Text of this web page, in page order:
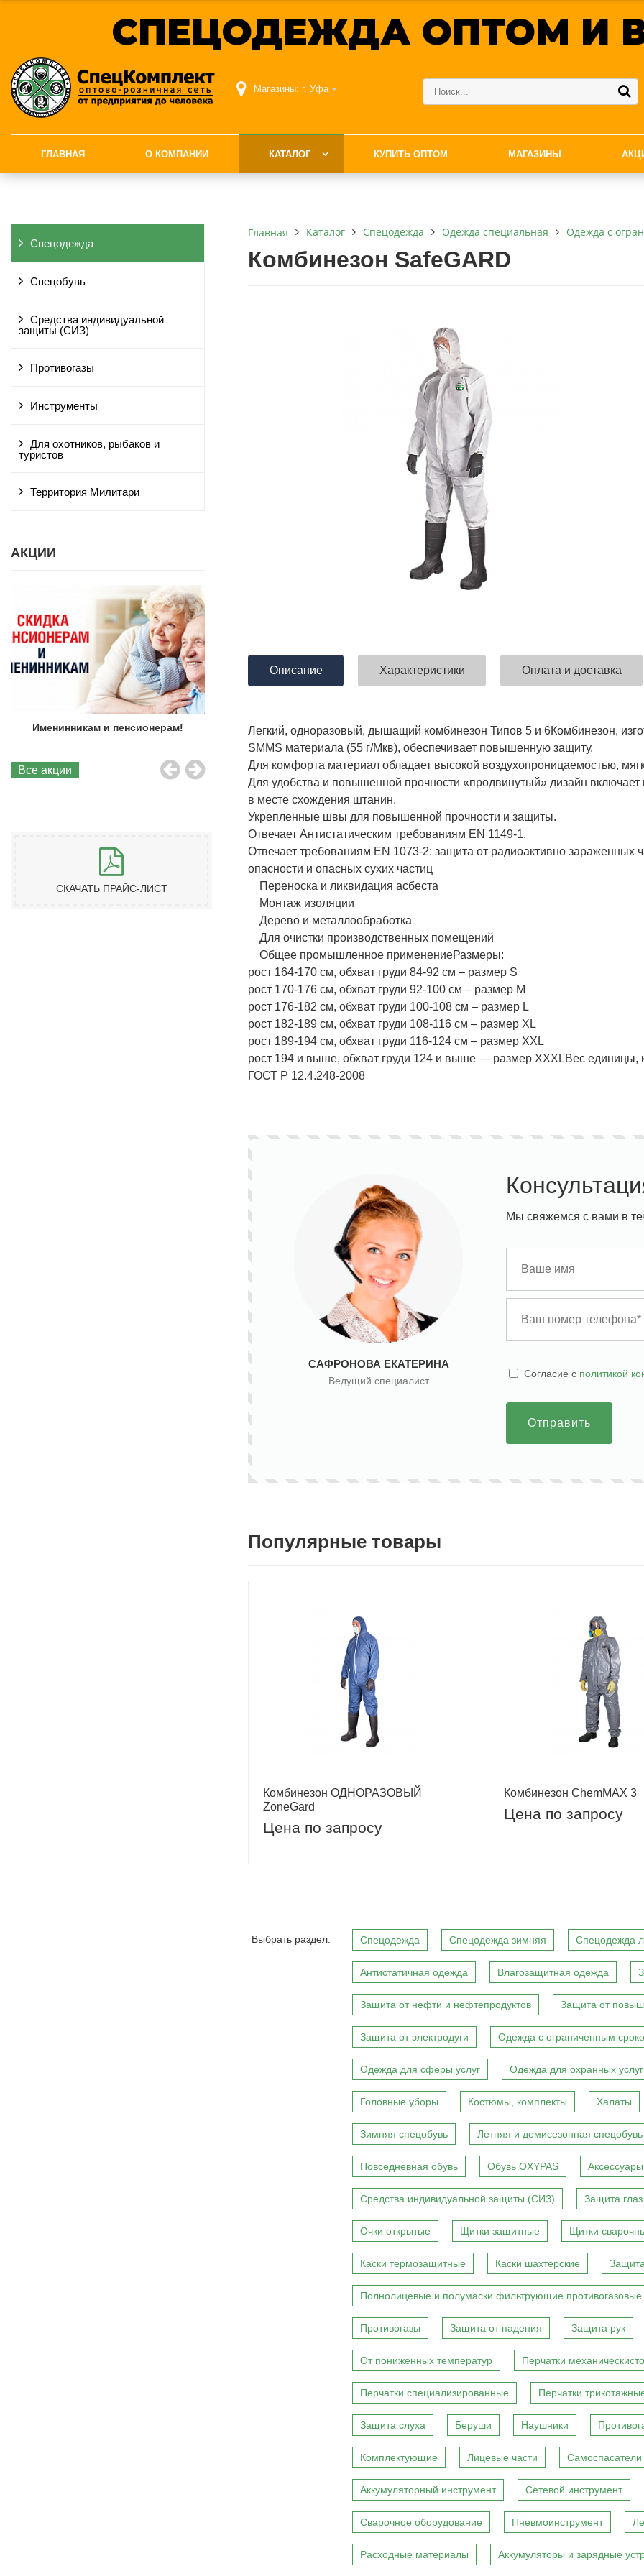
СПЕЦОДЕЖДА ОПТОМ И
Магазины: г. Уфа
ГЛАВНАЯ О КОМПАНИИ КАТАЛОГ КУПИТЬ ОПТОМ МАГАЗИНЫ
Спецодежда
Спецобувь
Средства индивидуальной
защиты (СИЗ)
Противогазы
Инструменты
Для охотников, рыбаков и
туристов
Территория Милитари
АКЦИИ
Именинникам и пенсионерам! Бесплатная доставка! Униформа медработников
АКЦИЯ!
Все акции
СКАЧАТЬ ПРАЙС-ЛИСТ
Главная Каталог Спецодежда Одежда специальная Одежда с
Комбинезон SafeGARD
Описание Характеристики Оплата и доставка
Легкий, одноразовый, дышащий комбинезон Типов 5 и 6Комбинезон,
SMMS материала (55 г/Мкв), обеспечивает повышенную защиту.
Для комфорта материал обладает высокой воздухопроницаемостью,
Для удобства и повышенной прочности «продвинутый» дизайн
в месте схождения штанин.
Укрепленные швы для повышенной прочности и защиты.
Отвечает Антистатическим требованиям EN 1149-1.
Отвечает требованиям EN 1073-2: защита от радиоактивно зараженных
опасности и опасных сухих частиц
Переноска и ликвидация асбеста
Монтаж изоляции
Дерево и металлообработка
Для очистки производственных помещений
Общее промышленное применениеРазмеры:
рост 164-170 см, обхват груди 84-92 см – размер S
рост 170-176 см, обхват груди 92-100 см – размер M
рост 176-182 см, обхват груди 100-108 см – размер L
рост 182-189 см, обхват груди 108-116 см – размер ХL
рост 189-194 см, обхват груди 116-124 см – размер ХХL
рост 194 и выше, обхват груди 124 и выше — размер ХХХLВес единицы,
ГОСТ Р 12.4.248-2008
САФРОНОВА ЕКАТЕРИНА
Ведущий специалист
Мы свяжемся с вами в
Cогласие с политикой
Отправить
Популярные товары
Комбинезон ОДНОРАЗОВЫЙ
ZoneGard
Цена по запросу
Комбинезон ChemMAX 3
Цена по запросу
Выбрать раздел: Спецодежда Спецодежда зимняя Спецодежда
Антистатичная одежда Влагозащитная одежда
Защита от нефти и нефтепродуктов Защита от
Защита от электродуги Одежда с ограниченным
Одежда для сферы услуг Одежда для охранных услуг
Головные уборы Костюмы, комплекты Халаты
Зимняя спецобувь Летняя и демисезонная спецобувь
Повседневная обувь Обувь OXYPAS Аксессуары
Средства индивидуальной защиты (СИЗ) Защита
Очки открытые Щитки защитные Щитки
Каски термозащитные Каски шахтерские
Полнолицевые и полумаски фильтрующие противогазовые
Противогазы Защита от падения Защита рук
От пониженных температур Перчатки
Перчатки специализированные Перчатки
Защита слуха Беруши Наушники
Комплектующие Лицевые части Самоспасатели
Аккумуляторный инструмент Сетевой инструмент
Сварочное оборудование Пневмоинструмент
Расходные материалы Аккумуляторы и зарядные